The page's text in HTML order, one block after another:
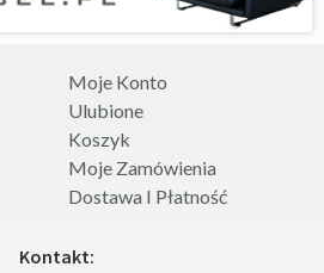
Moje Konto
Ulubione
Koszyk
Moje Zamówienia
Dostawa I Płatność
Kontakt: